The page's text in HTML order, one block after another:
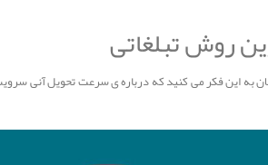
روش تبلغاتی
به این فکر می کنید که درباره ی سرعت تحویل آنی